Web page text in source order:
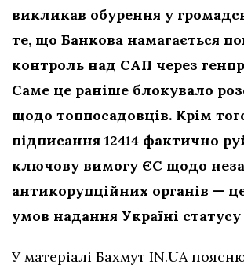
викликав обурення у
те, що Банкова намагається
контроль над САП через
Саме це раніше блокувало
щодо топпосадовців. Крім
підписання 12414 фактично
ключову вимогу ЄС щодо
антикорупційних органів —
умов надання Україні
У матеріалі Бахмут IN.UA